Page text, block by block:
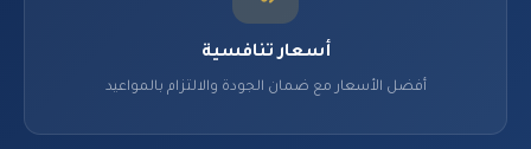
أسعار تنافسية
أفضل الأسعار مع ضمان الجودة والالتزام بالمواعيد